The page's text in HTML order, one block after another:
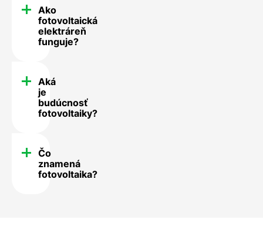
Ako
fotovoltaická
elektráreň
funguje?
Aká
je
budúcnosť
fotovoltaiky?
Čo
znamená
fotovoltaika?